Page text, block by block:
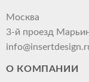
Москва
3-й проезд
О КОМПАНИИ